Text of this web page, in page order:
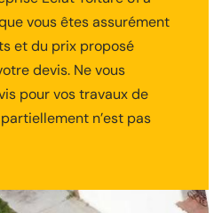
vous êtes assurément
et du prix proposé
devis. Ne vous
pour vos travaux de
n’est pas